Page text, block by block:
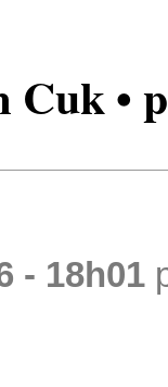
•
- 18h01